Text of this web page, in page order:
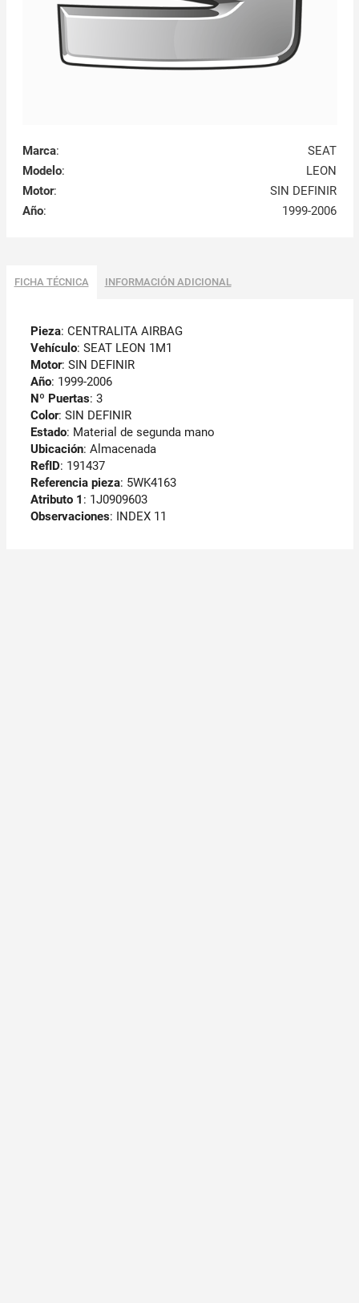
Marca:
SEAT
Modelo:
LEON
Motor:
SIN DEFINIR
Año: 1999-2006
FICHA TÉCNICA INFORMACIÓN ADICIONAL
Pieza: CENTRALITA AIRBAG
Vehículo: SEAT LEON 1M1
Motor: SIN DEFINIR
Año: 1999-2006
Nº Puertas: 3
Color: SIN DEFINIR
Estado: Material de segunda mano
Ubicación: Almacenada
RefID: 191437
Referencia pieza: 5WK4163
Atributo 1 : 1J0909603
Observaciones: INDEX 11